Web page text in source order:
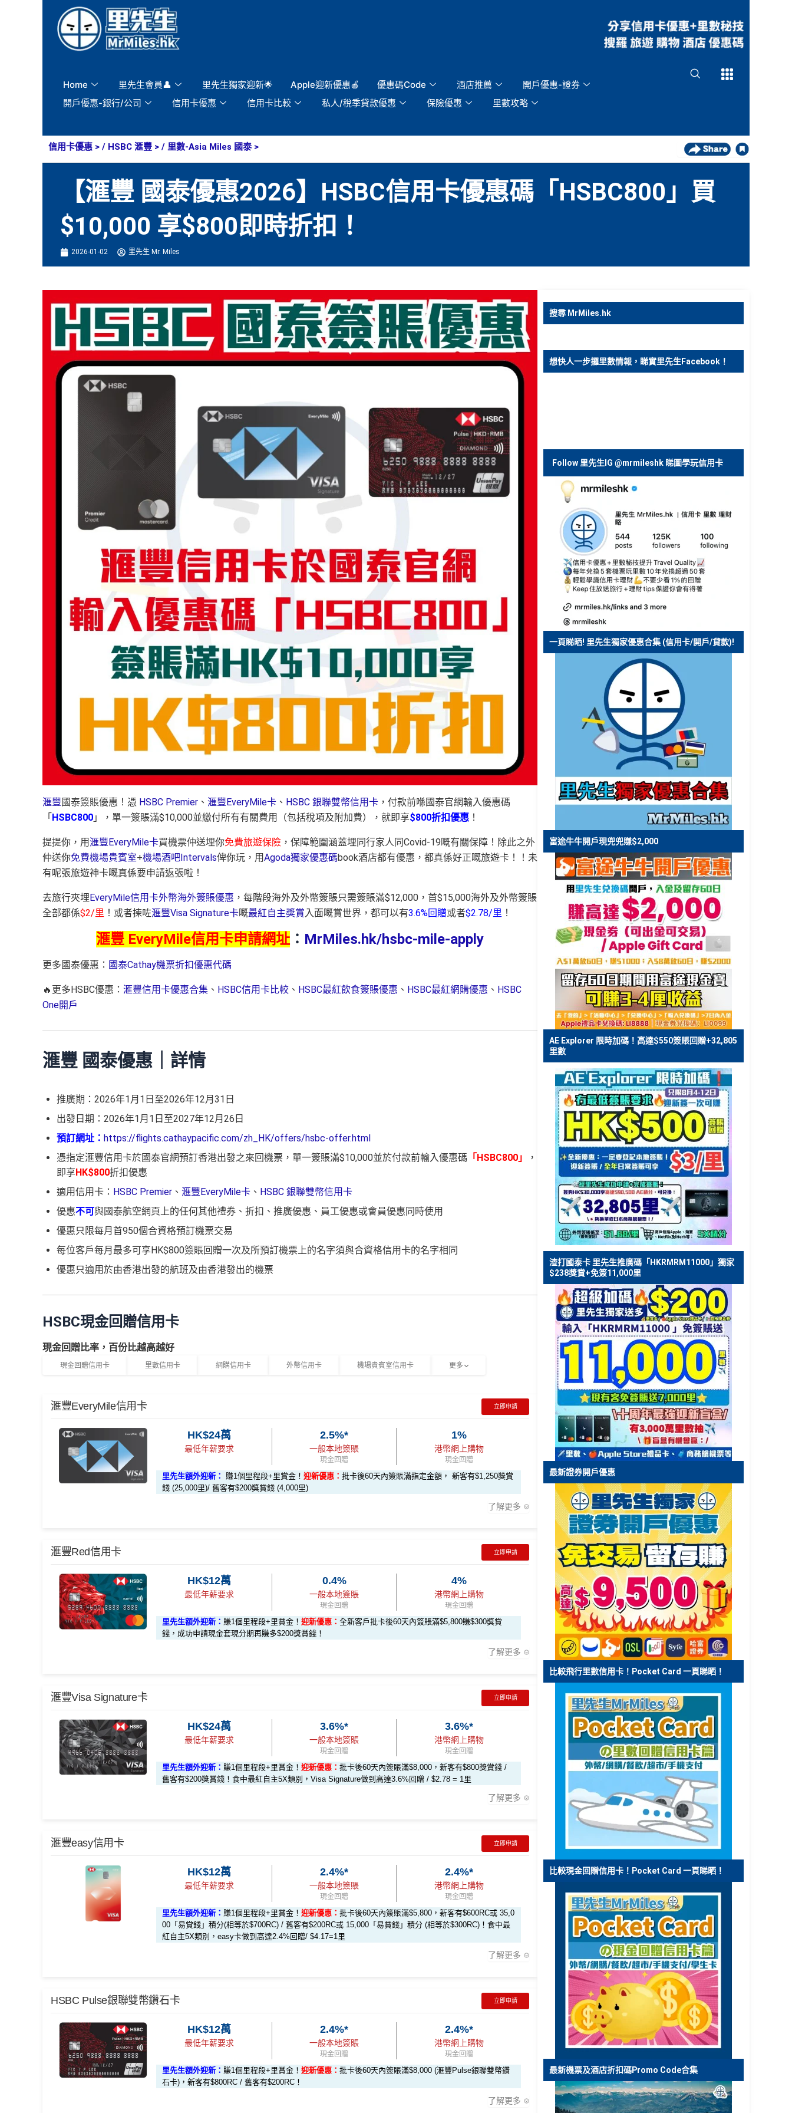
Home 里先生會員👤 里先生獨家迎新🌟 Apple迎新優惠🍎 優惠碼Code 酒店推薦
開戶優惠-證券
開戶優惠-銀行/公司
信用卡優惠 信用卡比較 私人/稅季貸款優惠 保險優惠 里數攻略
Open
信用卡優惠 > / HSBC 滙豐 > / 里數-Asia Miles 國泰>
【滙豐 國泰優惠2026】HSBC信用卡優惠碼「HSBC800」買
$10,000 享$800即時折扣！
2026-01-02 里先生 Mr. Miles
滙豐國泰簽賬優惠！憑 HSBC Premier 、 滙豐EveryMile卡 、 HSBC 銀聯雙幣信用卡 ，付款前喺國泰官網輸入優惠碼
「 HSBC800 」，單一簽賬滿$10,000並繳付所有有關費用（包括稅項及附加費），就即享$800折扣優惠 ！
提提你，用 滙豐EveryMile卡買機票仲送埋你免費旅遊保險 ，保障範圍涵蓋埋同行家人同Covid-19嘅有關保障！除此之外
仲送你免費機場貴賓室+機場酒吧Intervals俾你玩，用Agoda獨家優惠碼book酒店都有優惠，都真係好正嘅旅遊卡！！未
有呢張旅遊神卡嘅真係要申請返張啦！
去旅行夾埋EveryMile信用卡外幣海外簽賬優惠 ，每階段海外及外幣簽賬只需簽賬滿$12,000，首$15,000海外及外幣簽賬
全部都係$2/里 ！或者揀咗滙豐Visa Signature卡嘅最紅自主獎賞入面嘅賞世界，都可以有3.6%回贈或者$2.78/里 ！
滙豐 EveryMile信用卡申請網址 ： MrMiles.hk/hsbc-mile-apply
更多國泰優惠： 國泰Cathay機票折扣優惠代碼
🔥更多HSBC優惠： 滙豐信用卡優惠合集 、 HSBC信用卡比較 、 HSBC最紅飲食簽賬優惠 、 HSBC最紅網購優惠 、 HSBC
One開戶
滙豐 國泰優惠｜詳情
推廣期：2026年1月1日至2026年12月31日
出發日期：2026年1月1日至2027年12月26日
預訂網址： https://flights.cathaypacific.com/zh_HK/offers/hsbc-offer.html
憑指定滙豐信用卡於國泰官網預訂香港出發之來回機票，單一簽賬滿$10,000並於付款前輸入優惠碼 「HSBC800」
，
即享HK$800折扣優惠
適用信用卡： HSBC Premier 、 滙豐EveryMile卡 、 HSBC 銀聯雙幣信用卡
優惠不可與國泰航空網頁上的任何其他禮券、折扣、推廣優惠、員工優惠或會員優惠同時使用
優惠只限每月首950個合資格預訂機票交易
每位客戶每月最多可享HK$800簽賬回贈一次及所預訂機票上的名字須與合資格信用卡的名字相同
優惠只適用於由香港出發的航班及由香港發出的機票
HSBC現金回贈信用卡
現金回贈比率，百份比越高越好
現金回贈信用卡 里數信用卡 網購信用卡 外幣信用卡 機場貴賓室信用卡 更多
滙豐EveryMile信用卡 立即申請
HK$24萬
最低年薪要求
2.5%*
一般本地簽賬
現金回贈
1%
港幣網上購物
現金回贈
里先生額外迎新： 賺1個里程段+里賞金！ 迎新優惠： 批卡後60天內簽賬滿指定金額， 新客有$1,250獎賞
錢 (25,000里)/ 舊客有$200獎賞錢 (4,000里)
了解更多
卡分析
🎁迎新禮遇
滙豐EveryMile信用卡迎新
滙豐 EveryMile信用卡申請網址：MrMiles.hk/hsbc-mile-apply
❗️（由里先生派出🎯38新會員額外里賞金
滙豐EveryMile卡迎新優惠 全新客戶簽$8,000* 現有客戶簽$8,000*
HSBC EveryMile卡基本迎新 $1,250 RC $800 RC $200 RC
「現金套現」 分期計劃優惠 （≥HK$20,0
*持卡人需於發卡後60日內完成累積簽賬滿HK$8,000 不可獲享迎新：於合資格信用卡批核日起計之過去12個月內
曾取消任何滙豐個人信用卡基本卡。 迎新條款：
優點
八達通增值及eBanking繳費都有回贈
滙豐EveryMile信用卡仲送埋每年 HSBC免費旅遊保險
免費機場貴賓室+機場酒吧Intervals
❎缺點
滙豐Red信用卡 立即申請
HK$12萬
最低年薪要求
0.4%
一般本地簽賬
現金回贈
4%
港幣網上購物
現金回贈
里先生額外迎新： 賺1個里程段+里賞金！ 迎新優惠： 全新客戶批卡後60天內簽賬滿$5,800賺$300獎賞
錢，成功申請現金套現分期再賺多$200獎賞錢！
了解更多
🎁
里先生加碼： 申請完填Form MrMiles.hk/hsbc-red-form 賺1個里程段+里賞金
❗️（由里先生派出🎯38新會員額外里賞金
#）
#每1里賞金 ≈ HK$1，可兌換FPS轉數快回贈！詳情MrMiles.hk/mmcredit 全新信用卡客戶基本迎新：
啟動新卡後再成功申請「現金套現」分期計劃，獲批金額達港幣20,000元或以上，並選擇12個月或以上還款期，享
加總以上，迎新合共賺
高達$500 「獎賞錢」(相等於5,000里數)
不可獲享迎新：於合資格信用卡批核日起計之過去12個月內曾取消任何滙豐個人信用卡基本卡。 迎新條款：
夠彈性，以「獎賞錢」RC形式存入，可以配合HSBC Reward+ App「賞付款」功能抵扣簽賬交易，亦可以直接轉換
每月結單週期首HK$10,000網上繳費有0.4%回贈，市面上絕大部份銀行已沒有相關回贈
直接轉換「獎賞錢」至里數戶口
❎缺點
滙豐Visa Signature卡 立即申請
HK$24萬
最低年薪要求
3.6%*
一般本地簽賬
現金回贈
3.6%*
港幣網上購物
現金回贈
里先生額外迎新： 賺1個里程段+里賞金！ 迎新優惠： 批卡後60天內簽賬滿$8,000，新客有$800獎賞錢 /
舊客有$200獎賞錢！食中最紅自主5X類別，Visa Signature做到高達3.6%回贈 / $2.78 = 1里
了解更多
🎁迎新禮遇
HSBC Visa Signature信用卡迎新
滙豐 Visa Signature信用卡申請網址 MrMiles.hk/hsbc-vs-apply
申請完填FormMrMiles.hk/hsbc-vs-form 賺1個里程段+里賞金❗️（由里先生派出🎯38新會員額外里賞金
滙豐Visa Signature卡迎新優惠
滙豐Visa Signature卡基本迎新* $800「獎賞錢」
「現金套現」 分期計劃優惠 （≥HK
$20,000，12個月或以上還款期）
$200 「獎賞錢」 不適用
滙豐easy信用卡 立即申請
HK$12萬
最低年薪要求
2.4%*
一般本地簽賬
現金回贈
2.4%*
港幣網上購物
現金回贈
里先生額外迎新： 賺1個里程段+里賞金！ 迎新優惠： 批卡後60天內簽賬滿$5,800，新客有$600RC或 35,0
00「易賞錢」積分(相等於$700RC) / 舊客有$200RC或 15,000「易賞錢」積分 (相等於$300RC)！食中最
紅自主5X類別，easy卡做到高達2.4%回贈/ $4.17=1里
了解更多
4% = 4.8% 或 $2.08/里
🎁迎新禮遇
滙豐easy信用卡迎新
滙豐Easy信用卡申請網址 ：MrMiles.hk/hsbc-visa-application
❗️（由里先生派出🎯38新會員額外里賞
HSBC Pulse銀聯雙幣鑽石卡 立即申請
HK$12萬
最低年薪要求
2.4%*
一般本地簽賬
現金回贈
2.4%*
港幣網上購物
現金回贈
里先生額外迎新： 賺1個里程段+里賞金！ 迎新優惠： 批卡後60天內簽賬滿$8,000 (滙豐Pulse銀聯雙幣鑽
石卡)，新客有$800RC / 舊客有$200RC！
了解更多
搜尋 MrMiles.hk
想快人一步攞里數情報，睇實里先生Facebook！
Follow 里先生IG @mrmileshk 睇圖學玩信用卡
一頁睇晒! 里先生獨家優惠合集 (信用卡/開戶/貸款)!
富途牛牛開戶現兜兜賺$2,000
AE Explorer 限時加碼！高達$550簽賬回贈+32,805
里數
渣打國泰卡 里先生推廣碼「HKRMRM11000」獨家
$238獎賞+免簽11,000里
最新證券開戶優惠
比較飛行里數信用卡！Pocket Card 一頁睇晒！
比較現金回贈信用卡！Pocket Card 一頁睇晒！
最新機票及酒店折扣碼Promo Code合集